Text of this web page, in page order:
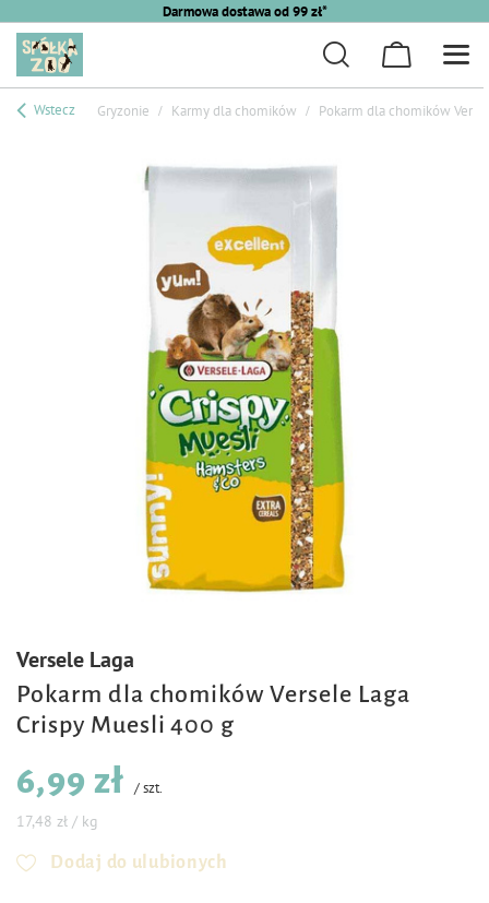
Darmowa dostawa od 99 zł*
Wstecz Gryzonie Karmy dla chomików Pokarm dla chomików
Versele Laga
Pokarm dla chomików Versele Laga
Crispy Muesli 400 g
6,99 zł /szt.
17,48 zł / kg
Dodaj do ulubionych